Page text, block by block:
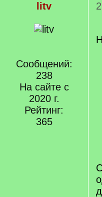
litv
Сообщений:
238
На сайте с
2020 г.
Рейтинг:
365